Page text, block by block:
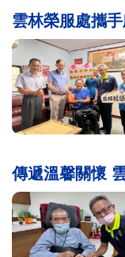
雲林榮服處攜
傳遞溫馨關懷